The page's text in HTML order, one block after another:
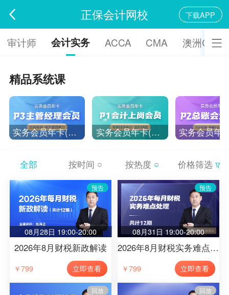
正保会计网校 下载APP
审计师 会计实务 ACCA CMA 澳洲CPA
精品系统课
实务会员年卡(P3主管经理) 实务会员年卡(P1会计上岗)
全部 按时间 按热度 价格筛选
08月28日 19:00-20:00
预告
2026年8月财税新政解读
￥799 立即查看
08月31日 19:00-20:00
预告
2026年8月财税实务难点处理
￥799 立即查看
回放 回放